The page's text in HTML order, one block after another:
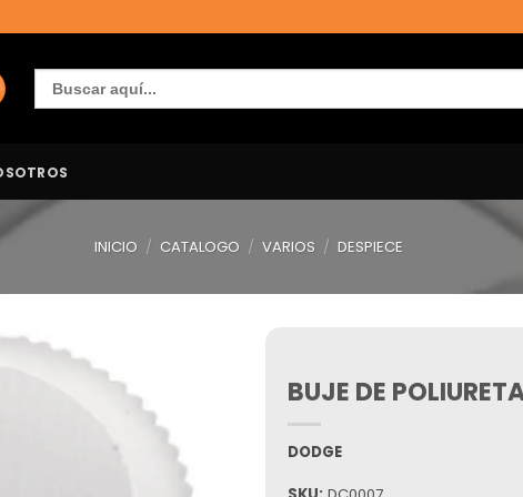
Buscar:
INICIO / CATALOGO / VARIOS / DESPIECE
deseos
BUJE DE
DODGE